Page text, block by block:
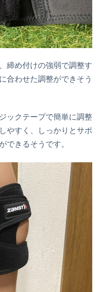
締め付けの強弱で調整す
合わせた調整ができそう
ックテープで簡単に調整
やすく、しっかりとサポ
できるそうです。